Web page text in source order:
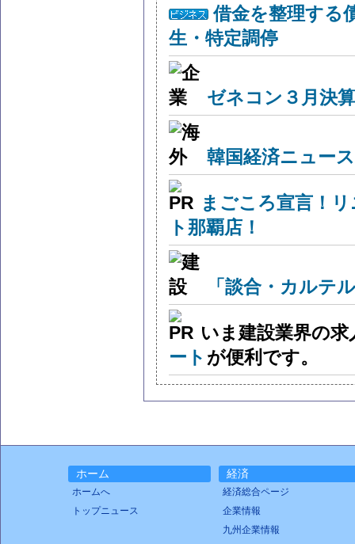
借金を整理する
生・特定調停
ゼネコン３月決
韓国経済ニュー
まごころ宣言！
ト那覇店！
「談合・カルテ
いま建設業界の
ート が便利です。
ホーム
ホームへ
トップニュース
経済
経済総合ページ
企業情報
九州企業情報